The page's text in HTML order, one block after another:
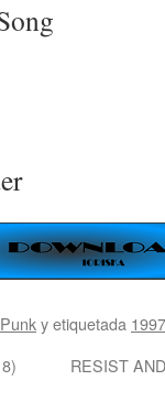
y etiquetada 1997
RESIST